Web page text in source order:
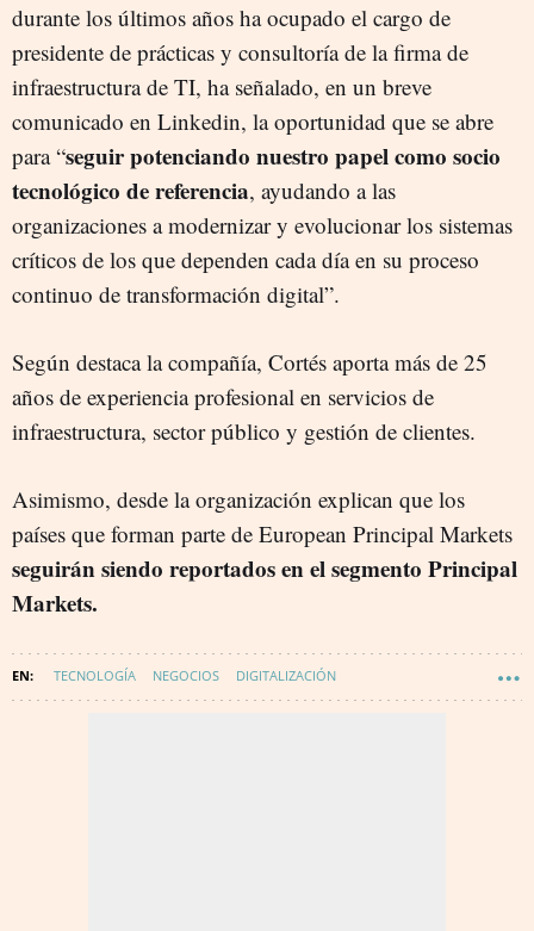
durante los últimos años ha ocupado el cargo de
presidente de prácticas y consultoría de la firma de
infraestructura de TI, ha señalado, en un breve
comunicado en Linkedin, la oportunidad que se abre
para “seguir potenciando nuestro papel como socio
tecnológico de referencia, ayudando a las
organizaciones a modernizar y evolucionar los sistemas
críticos de los que dependen cada día en su proceso
continuo de transformación digital”.
Según destaca la compañía, Cortés aporta más de 25
años de experiencia profesional en servicios de
infraestructura, sector público y gestión de clientes.
Asimismo, desde la organización explican que los
países que forman parte de European Principal Markets
seguirán siendo reportados en el segmento Principal
Markets.
TECNOLOGÍA NEGOCIOS DIGITALIZACIÓN